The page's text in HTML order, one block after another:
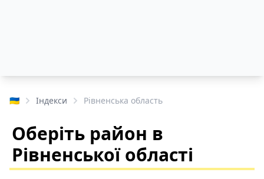
🇺🇦 Індекси Рівненська область
Оберіть район в
Рівненської області